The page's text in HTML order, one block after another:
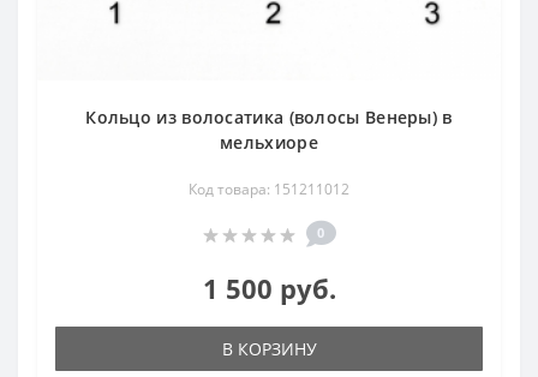
Кольцо из волосатика (волосы Венеры) в
мельхиоре
Код товара: 151211012
0
1 500 руб.
В КОРЗИНУ